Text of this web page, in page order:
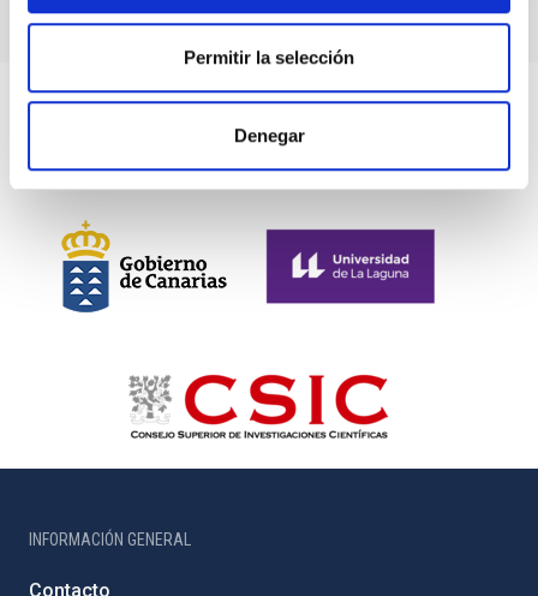
Permitir la selección
Denegar
INFORMACIÓN GENERAL
Contacto